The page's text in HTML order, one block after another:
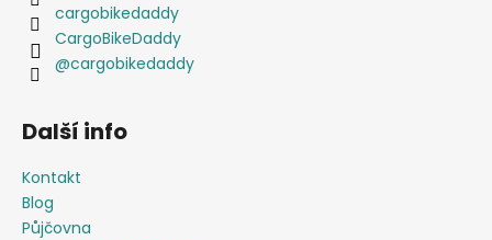
cargobikedaddy
CargoBikeDaddy
@cargobikedaddy
Další info
Kontakt
Blog
Půjčovna